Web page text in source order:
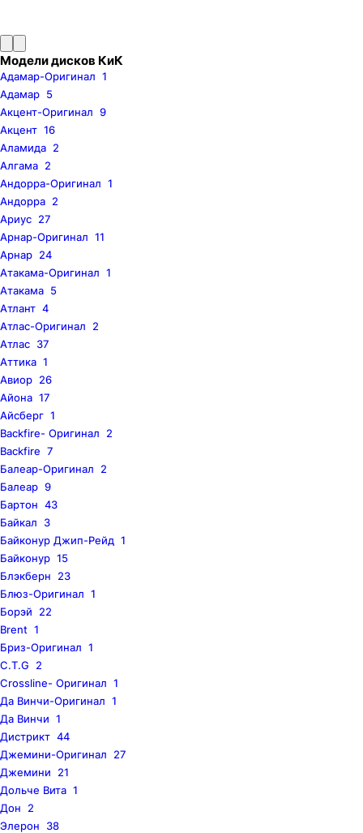
Модели дисков КиК
Адамар-Оригинал 1
Адамар 5
Акцент-Оригинал 9
Акцент 16
Аламида 2
Алгама 2
Андорра-Оригинал 1
Андорра 2
Ариус 27
Арнар-Оригинал 11
Арнар 24
Атакама-Оригинал 1
Атакама 5
Атлант 4
Атлас-Оригинал
2
Атлас 37
Аттика 1
Авиор 26
Айона 17
Айсберг 1
Backfire- Оригинал
2
Backfire 7
Балеар-Оригинал
2
Балеар 9
Бартон 43
Байкал
3
Байконур Джип-Рейд 1
Байконур 15
Блэкберн
23
Блюз-Оригинал 1
Борэй
22
Brent 1
Бриз-Оригинал 1
C.T.G
2
Crossline- Оригинал 1
Да Винчи-Оригинал 1
Да Винчи 1
Дистрикт 44
Джемини-Оригинал
27
Джемини
21
Дольче Вита 1
Дон
2
Элерон
38